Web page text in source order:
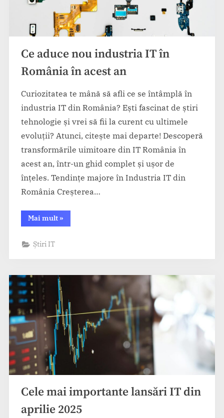
Ce aduce nou industria IT în
România în acest an
Curiozitatea te mână să afli ce se întâmplă în
industria IT din România? Ești fascinat de știri
tehnologie și vrei să fii la curent cu ultimele
evoluții? Atunci, citește mai departe! Descoperă
transformările uimitoare din IT România în
acest an, într-un ghid complet și ușor de
înțeles. Tendințe majore în Industria IT din
România Creșterea…
Mai mult“Ce
aduce
acest
an”
»
Știri IT
Cele mai importante lansări IT din
aprilie 2025